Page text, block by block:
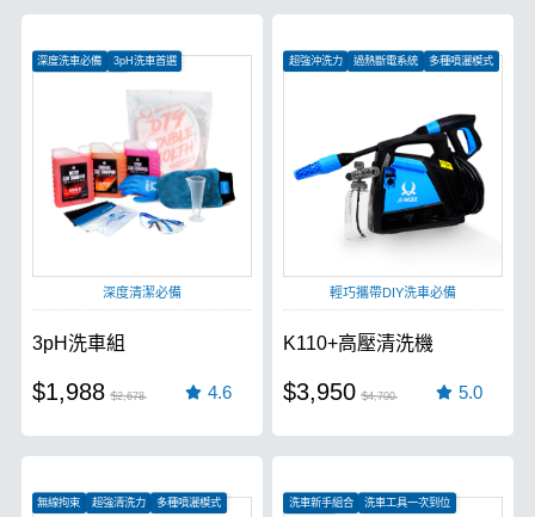
深度洗車必備
3pH洗車首選
深度清潔必備
3pH洗車組
$1,988 $2,678 4.6
超強沖洗力 過熱斷電系統 多種噴灑模式
輕巧攜帶DIY洗車必備
K110+高壓清洗機
$3,950 $4,700 5.0
無線拘束 超強清洗力 多種噴灑模式 洗車新手組合
洗車工具一次到位